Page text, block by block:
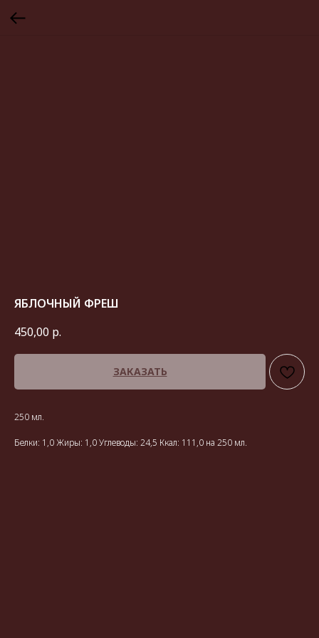
ЯБЛОЧНЫЙ ФРЕШ
450,00 р.
ЗАКАЗАТЬ
250 мл.
Белки: 1,0 Жиры: 1,0 Углеводы: 24,5 Ккал: 111,0 на 250 мл.